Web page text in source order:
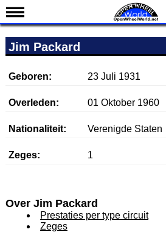
Nieuws
Kalender
Uitslagen
Teams
IndyCar 101
Jim Packard
Geboren: 23 Juli 1931
Overleden: 01 Oktober 1960
Nationaliteit: Verenigde Staten
Zeges: 1
Over Jim Packard
Prestaties per type circuit
Zeges